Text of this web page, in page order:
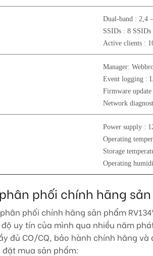
Dual-band : 2,4
SSIDs : 8 SSIDs
Active clients :
Manager:
Event logging :
Firmware
Network
Power supply :
Operating
Storage
Operating
phối chính hãng
phối chính hãng sản phẩm
uy tín của mình qua nhiều năm
đủ CO/CQ, bảo hành chính hãng
mua sản phẩm: